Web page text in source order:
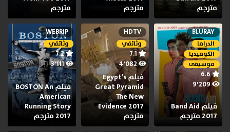
مترجم
مترجم
مترجم
BLURAY
الدراما
الكوميديا
موسيقى
6.6
فيلم Band Aid
2017 مترجم
HDTV
وثائقي
7.1
4٬082
فيلم Egypt’s
Great Pyramid
The New
Evidence 2017
مترجم
WEBRIP
وثائقي
7.2
3٬111
فيلم BOSTON An
American
Running Story
2017 مترجم